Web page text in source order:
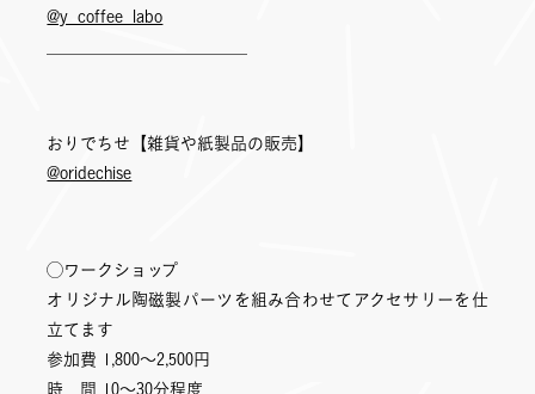
@y_coffee_labo
おりでちせ【雑貨や紙製品の販売】
@oridechise
◯ワークショップ
オリジナル陶磁製パーツを組み合わせてアクセサリーを仕
立てます
参加費 1,800～2,500円
時 間 10～30分程度